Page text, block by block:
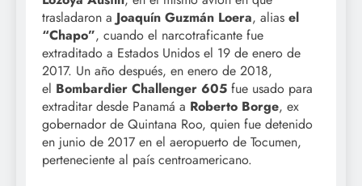
trasladaron a Joaquín Guzmán Loera, alias el
“Chapo”, cuando el narcotraficante fue
extraditado a Estados Unidos el 19 de enero de
2017. Un año después, en enero de 2018,
el Bombardier Challenger 605 fue usado para
extraditar desde Panamá a Roberto Borge, ex
gobernador de Quintana Roo, quien fue detenido
en junio de 2017 en el aeropuerto de Tocumen,
perteneciente al país centroamericano.